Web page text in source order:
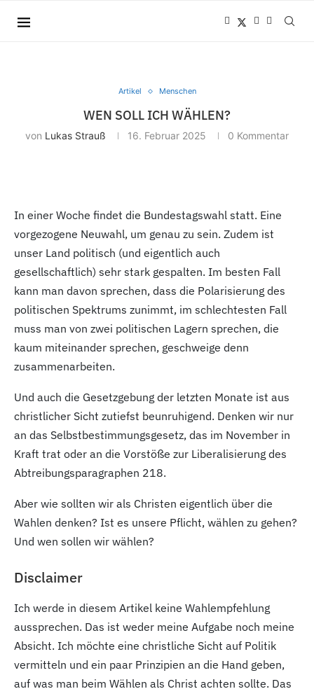
Artikel Menschen
WEN SOLL ICH WÄHLEN?
von Lukas Strauß 16. Februar 2025 0 Kommentar
In einer Woche findet die Bundestagswahl statt. Eine
vorgezogene Neuwahl, um genau zu sein. Zudem ist
unser Land politisch (und eigentlich auch
gesellschaftlich) sehr stark gespalten. Im besten Fall
kann man davon sprechen, dass die Polarisierung des
politischen Spektrums zunimmt, im schlechtesten Fall
muss man von zwei politischen Lagern sprechen, die
kaum miteinander sprechen, geschweige denn
zusammenarbeiten.
Und auch die Gesetzgebung der letzten Monate ist aus
christlicher Sicht zutiefst beunruhigend. Denken wir nur
an das Selbstbestimmungsgesetz, das im November in
Kraft trat oder an die Vorstöße zur Liberalisierung des
Abtreibungsparagraphen 218.
Aber wie sollten wir als Christen eigentlich über die
Wahlen denken? Ist es unsere Pflicht, wählen zu gehen?
Und wen sollen wir wählen?
Disclaimer
Ich werde in diesem Artikel keine Wahlempfehlung
aussprechen. Das ist weder meine Aufgabe noch meine
Absicht. Ich möchte eine christliche Sicht auf Politik
vermitteln und ein paar Prinzipien an die Hand geben,
auf was man beim Wählen als Christ achten sollte. Das